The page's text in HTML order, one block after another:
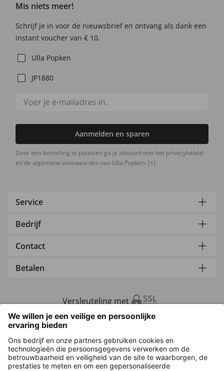
Mis niets meer!
Schrijf je in voor de nieuwsbrief en ontvang als dank een
instant voucher van € 10.
Ulla Popken
JP1880
Aanmelden en sparen
Door een bestelling te plaatsen ga je akkoord met het privacybeleid
en de algemene voorwaarden van Ulla Popken. [+]
Service
Bedrijf
Contact
Betalen
Versleuteling met
Overige webwinkels
Nederland